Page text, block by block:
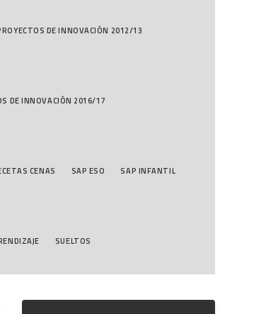
DE INNOVACIÓN 2012/13
DE INNOVACIÓN 2016/17
CENAS SAP ESO SAP INFANTIL
SUELTOS